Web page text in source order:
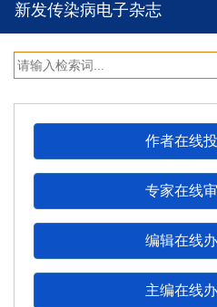
新发传染病电子杂志
作者在线
专家在线
编辑在线
主编在线
《猴痘诊疗指南（2022年
治标准
《新型冠状病毒肺炎诊疗方
【重磅推送】 《2021年全
权威解读报告中的关键数据